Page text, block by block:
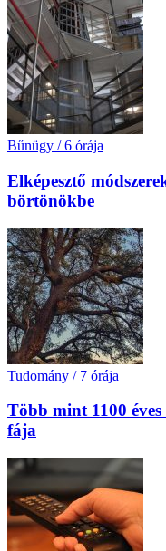
Bűnügy / 6 órája
Elképesztő
börtönökbe
Tudomány / 7 órája
Több mint 1100 éves
fája